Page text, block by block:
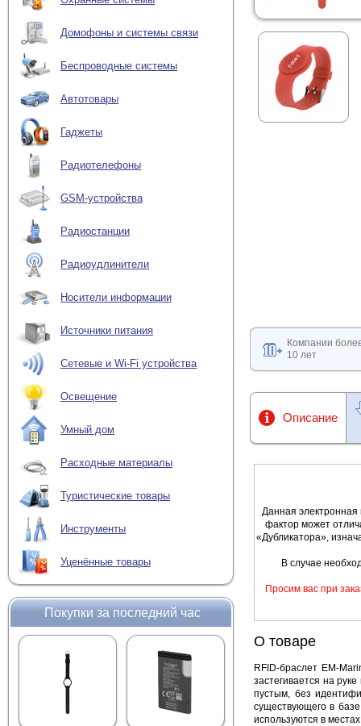
Домофоны и системы связи
Беспроводные системы
Автотовары
Гаджеты
Радиотелефоны
GSM-устройства
Радиостанции
Радиоудлинители
Носители информации
Источники питания
Сетевые и Wi-Fi устройства
Освещение
Умный дом
Расходные материалы
Туристические товары
Инструменты
Уценённые товары
Покупки за последний час
Компании
10 лет
Описание
Данная электронная
фактор может
«Дубликатора»,
В случае
Просим вас при
О товаре
RFID-браслет EM-
застегивается на
пустым, без
существующего в
используются в